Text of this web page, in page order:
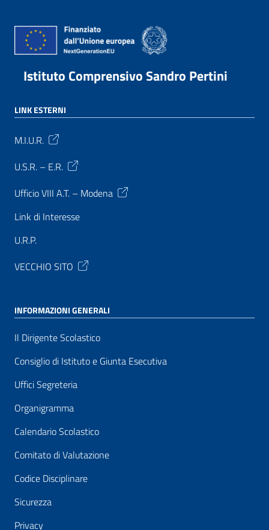
Istituto Comprensivo Sandro Pertini
LINK ESTERNI
M.I.U.R.
U.S.R. – E.R.
Ufficio VIII A.T. – Modena
Link di Interesse
U.R.P.
VECCHIO SITO
INFORMAZIONI GENERALI
Il Dirigente Scolastico
Consiglio di Istituto e Giunta Esecutiva
Uffici Segreteria
Organigramma
Calendario Scolastico
Comitato di Valutazione
Codice Disciplinare
Sicurezza
Privacy